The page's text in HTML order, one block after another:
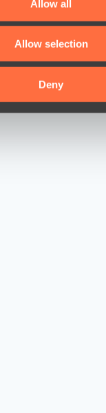
Allow all
Allow selection
Deny